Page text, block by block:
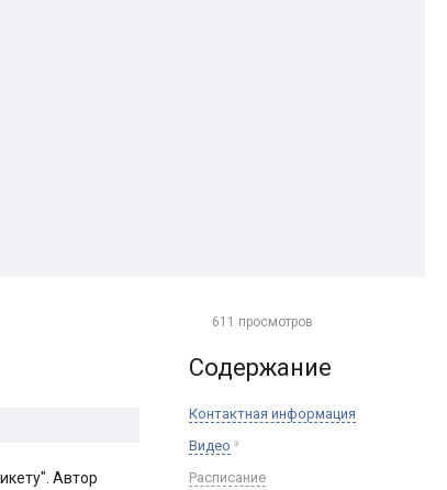
Содержание
Контактная информация
Видео 3
Расписание
611 просмотров
Автор